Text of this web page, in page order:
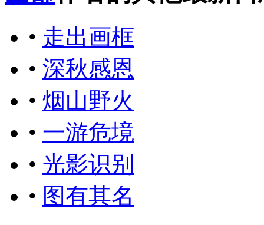
• 走出画框
• 深秋感恩
• 烟山野火
• 一游危境
• 光影识别
• 图有其名